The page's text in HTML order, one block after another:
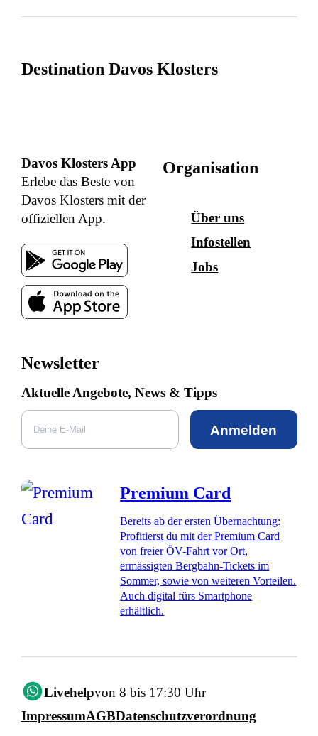
Destination Davos Klosters
Davos Klosters App
Erlebe das Beste von
Davos Klosters mit der
offiziellen App.
Organisation
Über uns
Infostellen
Jobs
Newsletter
Aktuelle Angebote, News & Tipps
Anmelden
Premium Card
Bereits ab der ersten Übernachtung:
Profitierst du mit der Premium Card
von freier ÖV-Fahrt vor Ort,
ermässigten Bergbahn-Tickets im
Sommer, sowie von weiteren Vorteilen.
Auch digital fürs Smartphone
erhältlich.
Livehelpvon 8 bis 17:30 Uhr
ImpressumAGBDatenschutzverordnung